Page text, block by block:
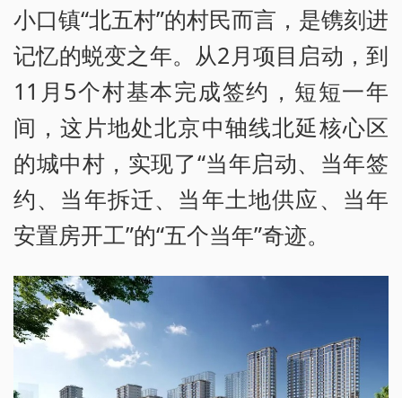
小口镇“北五村”的村民而言，是镌刻进
记忆的蜕变之年。从2月项目启动，到
11月5个村基本完成签约，短短一年
间，这片地处北京中轴线北延核心区
的城中村，实现了“当年启动、当年签
约、当年拆迁、当年土地供应、当年
安置房开工”的“五个当年”奇迹。